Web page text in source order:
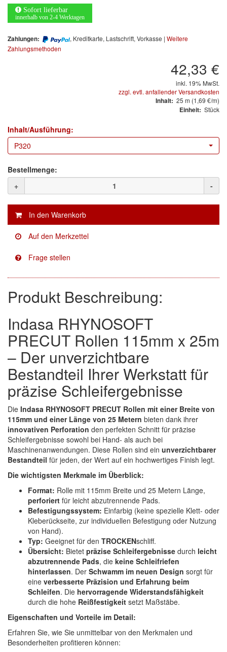
Arbeitsschutz
Luftfilter
Mischfarben
(1)
3M
(1)
E-D
(1)
EVERCOAT
(113)
Indasa
(8)
Mirka
(1)
no-name
(1)
Novol
(3)
Prevost
(3)
Proma
(21)
Sia
(3)
Spectral
StarChem
(1)
Sundstrom
(4)
Troton
(2)
Wibeco
(1)
ZVG
Sofort lieferbar
innerhalb von 2-4 Werktagen
Zahlungen: , Kreditkarte, Lastschrift, Vorkasse | Weitere
Zahlungsmethoden
42,33 €
inkl. 19% MwSt.
zzgl. evtl. anfallender Versandkosten
Inhalt: 25 m (1,69 €/m)
Einheit: Stück
Inhalt/Ausführung:
P320
Bestellmenge:
+
-
Produkt Beschreibung:
Indasa RHYNOSOFT
PRECUT Rollen 115mm x 25m
– Der unverzichtbare
Bestandteil Ihrer Werkstatt für
präzise Schleifergebnisse
Die Indasa RHYNOSOFT PRECUT Rollen mit einer Breite von
115mm und einer Länge von 25 Metern bieten dank ihrer
innovativen Perforation den perfekten Schnitt für präzise
Schleifergebnisse sowohl bei Hand- als auch bei
Maschinenanwendungen. Diese Rollen sind ein unverzichtbarer
Bestandteil für jeden, der Wert auf ein hochwertiges Finish legt.
Die wichtigsten Merkmale im Überblick:
Format: Rolle mit 115mm Breite und 25 Metern Länge,
perforiert für leicht abzutrennende Pads.
Befestigungssystem: Einfarbig (keine spezielle Klett- oder
Kleberückseite, zur individuellen Befestigung oder Nutzung
von Hand).
Typ: Geeignet für den TROCKENschliff.
Übersicht: Bietet präzise Schleifergebnisse durch leicht
abzutrennende Pads, die keine Schleifriefen
hinterlassen. Der Schwamm im neuen Design sorgt für
eine verbesserte Präzision und Erfahrung beim
Schleifen. Die hervorragende Widerstandsfähigkeit
durch die hohe Reißfestigkeit setzt Maßstäbe.
Eigenschaften und Vorteile im Detail:
Erfahren Sie, wie Sie unmittelbar von den Merkmalen und
Besonderheiten profitieren können: